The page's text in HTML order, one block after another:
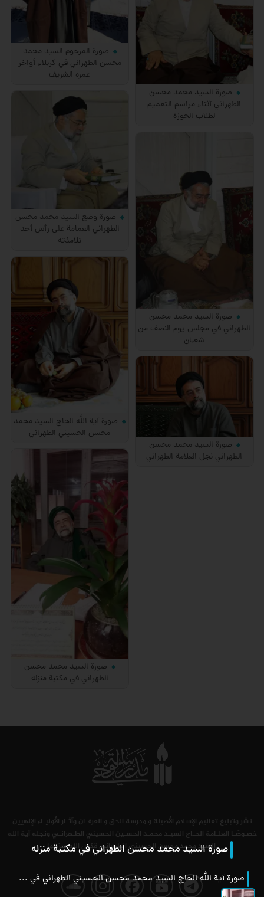
صورة المرحوم السيد محمد
محسن الطهراني في كربلاء أواخر
عمره الشريف
صورة السيد محمد محسن
الطهراني أثناء مراسم التعميم
لطلاب الحوزة
صورة وضع السيد محمد محسن
الطهراني العمامة على رأس أحد
تلامذته
صورة السيد محمد محسن
الطهراني في مجلس يوم النصف من
شعبان
صورة آية الله الحاج السيد محمد
محسن الحسيني الطهراني
صورة السيد محمد محسن
الطهراني نجل العلامة الطهراني
صورة السيد محمد محسن
الطهراني في مكتبة منزله
صورة السيد محمد محسن الطهراني في مكتبة منزله
صورة آية الله الحاج السيد محمد محسن الحسيني الطهراني في مكتبة منزله في مدينة قم المقدسة
نشر وتبليغ تعاليم الإسلام الأصيلة و مدرسة الحق و العرفـان وآثـار الأوليـاء الإلهيين
خصـوصًـا العلـامة الحـاج السيـد محمـد الحسـين الحسيني الطـهرانـي ونجله آية الله
السيد محمد محسن الحسيني الطهراني قدّس الله سرّهما.